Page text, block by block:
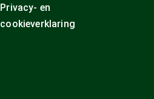
Privacy- en
cookieverklaring